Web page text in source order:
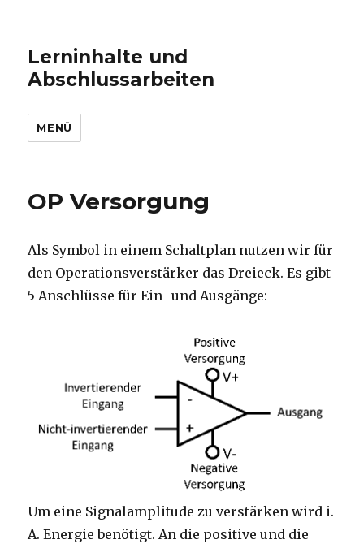
Lerninhalte und
Abschlussarbeiten
MENÜ
OP Versorgung
Als Symbol in einem Schaltplan nutzen wir für
den Operationsverstärker das Dreieck. Es gibt
5 Anschlüsse für Ein- und Ausgänge:
Um eine Signalamplitude zu verstärken wird i.
A. Energie benötigt. An die positive und die